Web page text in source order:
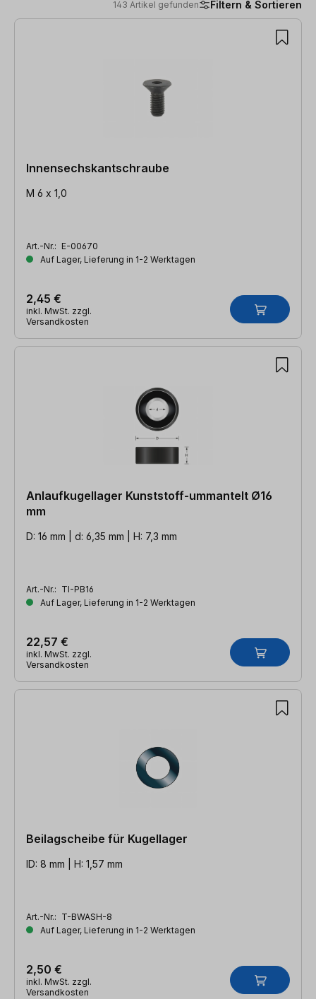
143 Artikel gefunden Filtern & Sortieren
143 Artikel gefunden
Innensechskantschraube
M 6 x 1,0
Art.-Nr.: E-00670
Auf Lager, Lieferung in 1-2 Werktagen
2,45 €
inkl. MwSt. zzgl.
Versandkosten
Anlaufkugellager Kunststoff-ummantelt Ø16
mm
D: 16 mm | d: 6,35 mm | H: 7,3 mm
Art.-Nr.: TI-PB16
Auf Lager, Lieferung in 1-2 Werktagen
22,57 €
inkl. MwSt. zzgl.
Versandkosten
Beilagscheibe für Kugellager
ID: 8 mm | H: 1,57 mm
Art.-Nr.: T-BWASH-8
Auf Lager, Lieferung in 1-2 Werktagen
2,50 €
inkl. MwSt. zzgl.
Versandkosten